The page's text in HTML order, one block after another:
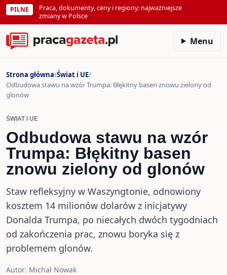
PILNE
Praca, dokumenty, ceny i regiony:
najważniejsze zmiany w Polsce
Menu
Strona główna/Świat i UE
Odbudowa stawu na wzór Trumpa: Błękitny basen znowu zielony
od glonów
ŚWIAT I UE
Odbudowa stawu na wzór
Trumpa: Błękitny basen
znowu zielony od glonów
Staw refleksyjny w Waszyngtonie, odnowiony
kosztem 14 milionów dolarów z inicjatywy Donalda
Trumpa, po niecałych dwóch tygodniach od
zakończenia prac, znowu boryka się z problemem
glonów.
Autor: Michał Nowak